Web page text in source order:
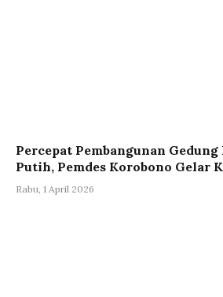
Percepat Pembangunan
Putih, Pemdes Korobono Gelar
Rabu, 1 April 2026